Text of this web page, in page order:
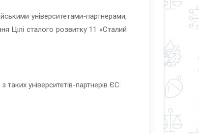
університетами-партнерами,
Цілі сталого розвитку 11 «Сталий
університетів-партнерів ЄС: